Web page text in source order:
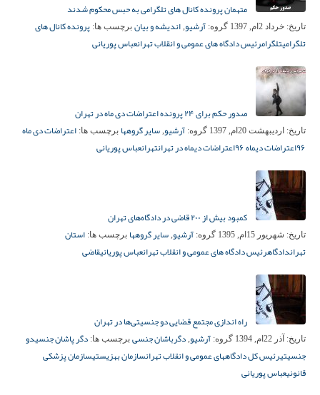
متهمان پرونده کانال های تلگرامی به حبس محکوم شدند
تاریخ: خرداد 2ام, 1397 گروه: آرشیو, اندیشه و بیان برچسب ها: پرونده کانال های
تلگرامیتلگرامرئیس دادگاه های عمومی و انقلاب تهرانعباس پوریانی
صدور حکم برای ۲۴ پرونده اعتراضات دی ماه در تهران
تاریخ: اردیبهشت 20ام, 1397 گروه: آرشیو, سایر گروهها برچسب ها: اعتراضات دی ماه
۹۶اعتراضات دیماه ۹۶ اعتراضات دیماه در تهرانتهرانعباس پوریانی
کمبود بیش از ۲۰۰ قاضی در دادگاه‌های تهران
تاریخ: شهریور 15ام, 1395 گروه: آرشیو, سایر گروهها برچسب ها: استان
تهراندادگاهرئیس دادگاه های عمومی و انقلاب تهرانعباس پوریانیقاضی
راه اندازی مجتمع قضایی دو جنسیتی‌ها در تهران
تاریخ: آذر 22ام, 1394 گروه: آرشیو, دگرباشان جنسی برچسب ها: دگر پاشان جنسیدو
جنسیتیرئیس کل دادگاههای عمومی و انقلاب تهرانسازمان بهزیستیسازمان پزشکی
قانونیعباس پوریانی